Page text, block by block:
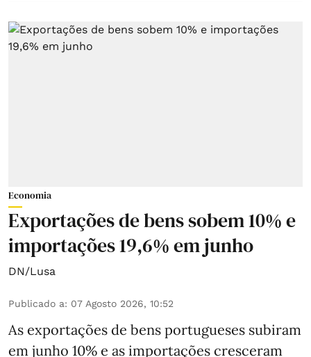
Economia
Exportações de bens sobem 10% e
importações 19,6% em junho
DN/Lusa
Publicado a: 07 Agosto 2026, 10:52
As exportações de bens portugueses subiram
em junho 10% e as importações cresceram